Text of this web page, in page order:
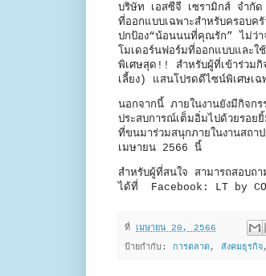
บริษัท เอสซีจี เซรามิกส์ จำ
ที่ออกแบบเฉพาะสำหรับครอบ
ปกป้อง“น้อนนนที่คุณรัก” ไม่ว่
โมเดอร์นฟอร์มที่ออกแบบแล
พิเศษสุด!! สำหรับผู้ที่เข้าร่วม
เลี้ยง) แสนโปรดดีไซน์พิเศษเฉ
นอกจากนี้ ภายในงานยังมีกิจ
ประสบการณ์เต็มอิ่มไปด้วยรอ
ที่ขนมาร่วมสนุกภายในงานสถ
เมษายน 2566 นี้
สำหรับผู้ที่สนใจ สามารถสอบถ
ได้ที่ Facebook: LT by
ที่ เมษายน 20, 2566
ป้ายกำกับ: การตลาด, สังคมธุรกิจ